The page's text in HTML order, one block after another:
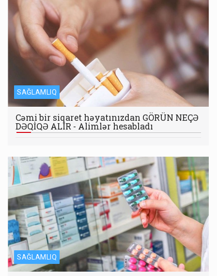
SAĞLAMLIQ
Cəmi bir siqaret həyatınızdan GÖRÜN NEÇƏ
DƏQİQƏ ALIR - Alimlər hesabladı
SAĞLAMLIQ